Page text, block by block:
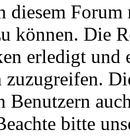
diesem
können. Die
erledigt und
zuzugreifen.
Benutzern
bitte